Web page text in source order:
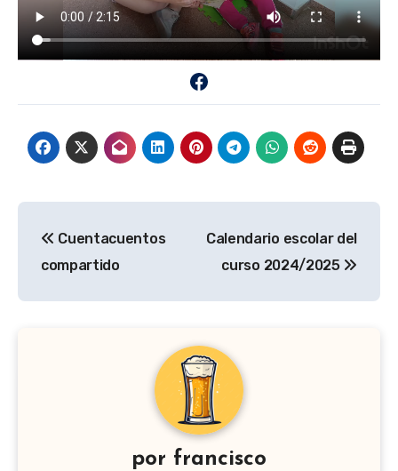
Facebook
de
entradas
Cuentacuentos
compartido
Calendario escolar del
curso 2024/2025
por francisco